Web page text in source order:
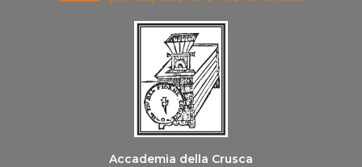
Accademia della Crusca